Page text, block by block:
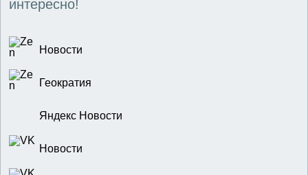
интересно!
Новости
Геократия
Яндекс Новости
Новости